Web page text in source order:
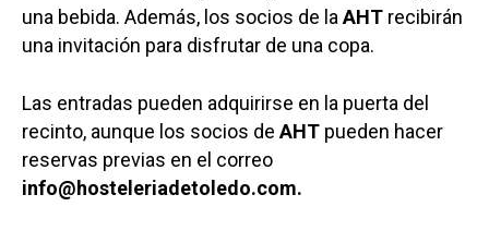
una bebida. Además, los socios de la AHT recibirán
una invitación para disfrutar de una copa.
Las entradas pueden adquirirse en la puerta del
recinto, aunque los socios de AHT pueden hacer
reservas previas en el correo
info@hosteleriadetoledo.com.